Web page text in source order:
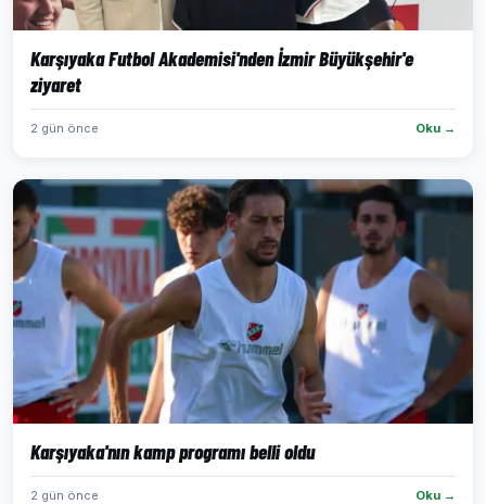
Karşıyaka Futbol Akademisi'nden İzmir Büyükşehir'e
ziyaret
2 gün önce Oku →
Karşıyaka'nın kamp programı belli oldu
2 gün önce Oku →